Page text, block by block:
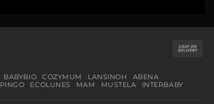
BABYBIO COZYMUM LANSINOH
ABENA
PINGO ECOLUNES MAM MUSTELA
INTERBABY